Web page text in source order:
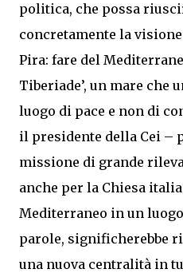
politica, che possa
concretamente la
Pira: fare del
Tiberiade’, un mare che
luogo di pace e non di
il presidente della Cei –
missione di grande
anche per la Chiesa
Mediterraneo in un
parole, significherebbe
una nuova centralità in